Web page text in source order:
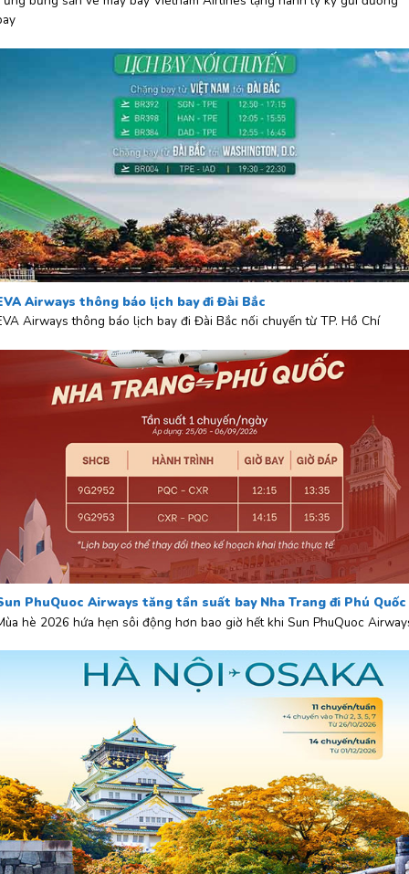
Airways thông báo lịch bay đi Đài Bắc
Airways thông báo lịch bay đi Đài Bắc nối chuyến từ TP. Hồ Chí
PhuQuoc Airways tăng tần suất bay Nha Trang đi Phú Quốc
hè 2026 hứa hẹn sôi động hơn bao giờ hết khi Sun PhuQuoc